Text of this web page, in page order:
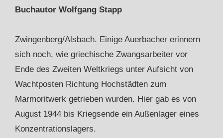
Buchautor Wolfgang Stapp
Zwingenberg/Alsbach. Einige Auerbacher erinnern
sich noch, wie griechische Zwangsarbeiter vor
Ende des Zweiten Weltkriegs unter Aufsicht von
Wachtposten Richtung Hochstädten zum
Marmoritwerk getrieben wurden. Hier gab es von
August 1944 bis Kriegsende ein Außenlager eines
Konzentrationslagers.